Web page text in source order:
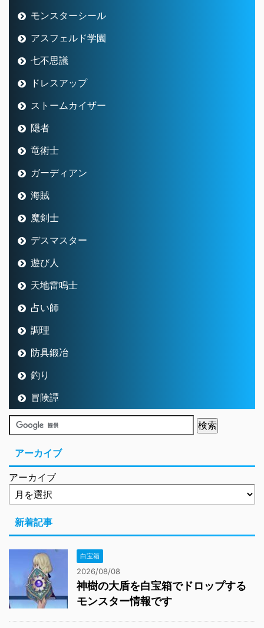
モンスターシール
アスフェルド学園
七不思議
ドレスアップ
ストームカイザー
隠者
竜術士
ガーディアン
海賊
魔剣士
デスマスター
遊び人
天地雷鳴士
占い師
調理
防具鍛冶
釣り
冒険譚
アーカイブ
アーカイブ
新着記事
白宝箱
2026/08/08
神樹の大盾を白宝箱でドロップする
モンスター情報です